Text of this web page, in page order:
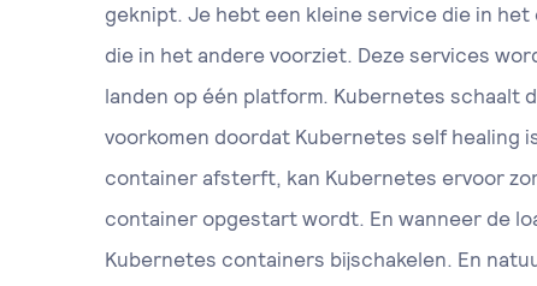
geknipt. Je hebt een kleine service die in
die in het andere voorziet. Deze services
landen op één platform. Kubernetes schaalt
voorkomen doordat Kubernetes self healing
container afsterft, kan Kubernetes ervoor
container opgestart wordt. En wanneer de
Kubernetes containers bijschakelen. En